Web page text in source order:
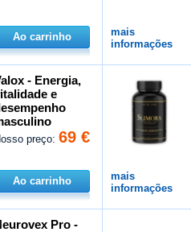
Ao carrinho
mais
informações
- Energia,
e
preço:69 €
Ao carrinho
mais
informações
Pro -